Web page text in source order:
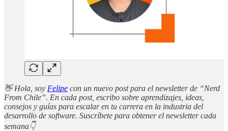
👋 Hola, soy Felipe con un nuevo post para el newsletter de “Nerd
From Chile”. En cada post, escribo sobre aprendizajes, ideas,
consejos y guías para escalar en tu carrera en la industria del
desarrollo de software. Suscríbete para obtener el newsletter cada
semana👇